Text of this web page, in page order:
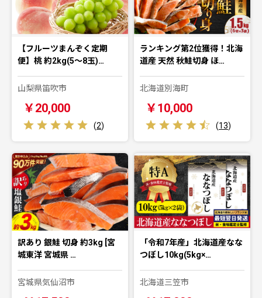
【フルーツまんぞく定期
便】桃 約2kg(5～8玉)…
山梨県笛吹市
￥20,000
(2)
ランキング第2位獲得！北海
道産 天然 秋鮭切身 ほ…
北海道別海町
￥10,000
(13)
訳あり 銀鮭 切身 約3kg [宮
城東洋 宮城県 …
宮城県気仙沼市
「令和7年産」北海道産なな
つぼし10kg(5kg×…
北海道三笠市